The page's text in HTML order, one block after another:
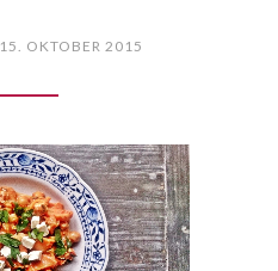
15. OKTOBER 2015